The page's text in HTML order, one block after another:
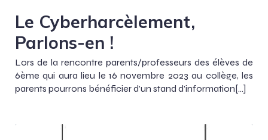
Le Cyberharcèlement,
Parlons-en !
Lors de la rencontre parents/professeurs des élèves de
6ème qui aura lieu le 16 novembre 2023 au collège, les
parents pourrons bénéficier d’un stand d’information[…]